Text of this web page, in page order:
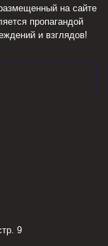
на сайте
пропагандой
и взглядов!
9